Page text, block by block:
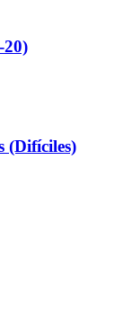
20)
(Difíciles)